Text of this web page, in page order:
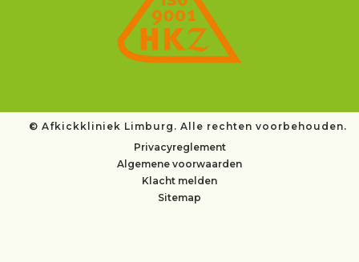
© Afkickkliniek Limburg. Alle rechten voorbehouden.
Privacyreglement
Algemene voorwaarden
Klacht melden
Sitemap